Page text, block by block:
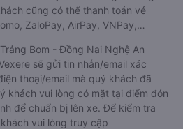
cũng có thể thanh toán vé
ZaloPay, AirPay, VNPay,…
Bom - Đồng Nai Nghệ An
sẽ gửi tin nhắn/email xác
thoại/email mà quý khách đã
khách vui lòng có mặt tại điểm đón
để chuẩn bị lên xe. Để kiểm tra
vui lòng truy cập